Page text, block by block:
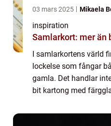
03 mars 2025 Mikaela
inspiration
Samlarkort: mer än
I samlarkortens värld
lockelse som fångar
gamla. Det handlar
bit kartong med